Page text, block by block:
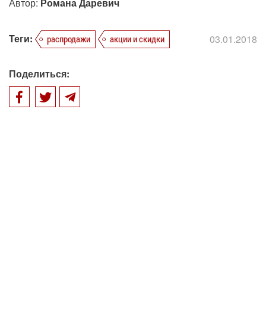
Теги: распродажи акции и скидки 03.01.2018
Поделиться: